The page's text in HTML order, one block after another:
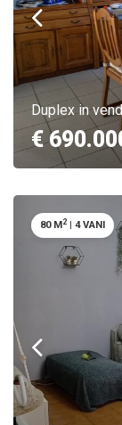
Duplex in
€
80 M2 | 4 VANI